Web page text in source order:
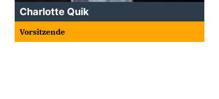
Charlotte Quik
Vorsitzende